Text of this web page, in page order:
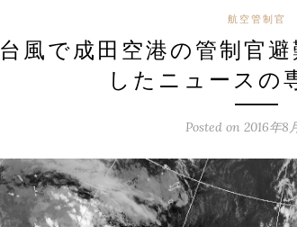
航空管制官
台風で成田空港の管制官
したニュースの
Posted on 2016年8